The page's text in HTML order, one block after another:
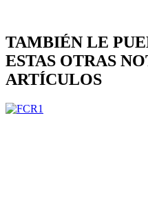
TAMBIÉN LE
ESTAS OTRAS
ARTÍCULOS